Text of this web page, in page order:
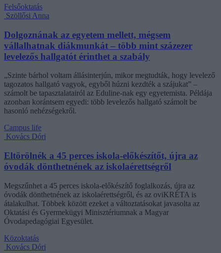
Felsőoktatás
Szöllősi Anna
Dolgoznának az egyetem mellett, mégsem
vállalhatnak diákmunkát – több mint százezer
levelezős hallgatót érinthet a szabály
„Szinte bárhol voltam állásinterjún, mikor megtudták, hogy levelező
tagozatos hallgató vagyok, egyből húzni kezdték a szájukat” –
számolt be tapasztalatairól az Eduline-nak egy egyetemista. Példája
azonban korántsem egyedi: több levelezős hallgató számolt be
hasonló nehézségekről.
Campus life
Kovács Dóri
Eltörölnék a 45 perces iskola-előkészítőt, újra az
óvodák dönthetnének az iskolaérettségről
Megszűnhet a 45 perces iskola-előkészítő foglalkozás, újra az
óvodák dönthetnének az iskolaérettségről, és az oviKRÉTA is
átalakulhat. Többek között ezeket a változtatásokat javasolta az
Oktatási és Gyermekügyi Minisztériumnak a Magyar
Óvodapedagógiai Egyesület.
Közoktatás
Kovács Dóri